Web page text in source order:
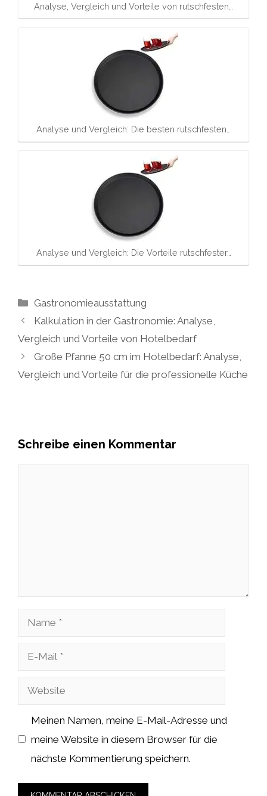
Analyse, Vergleich und Vorteile von rutschfesten…
Analyse und Vergleich: Die besten rutschfesten…
Analyse und Vergleich: Die Vorteile rutschfester…
Kategorien
Gastronomieausstattung
Kalkulation in der Gastronomie: Analyse,
Vergleich und Vorteile von Hotelbedarf
Große Pfanne 50 cm im Hotelbedarf: Analyse,
Vergleich und Vorteile für die professionelle Küche
Schreibe einen Kommentar
Name
Website
Meinen Namen, meine E-Mail-Adresse und
meine Website in diesem Browser für die
nächste Kommentierung speichern.